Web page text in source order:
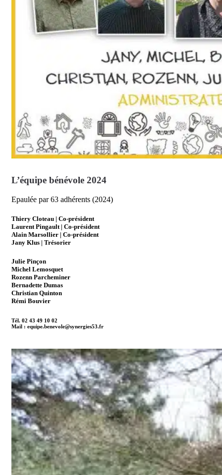
L’équipe bénévole 2024
Epaulée par 63 adhérents (2024)
Thiery Cloteau | Co-président
Laurent Pingault | Co-président
Alain Marsollier | Co-président
Jany Klus | Trésorier
Julie Pinçon
Michel Lemosquet
Rozenn Parcheminer
Bernadette Dumas
Christian Quinton
Rémi Bouvier
Tél. 02 43 49 10 02
Mail : equipe.benevole@synergies53.fr